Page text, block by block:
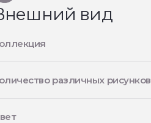
вид
различных рисунков